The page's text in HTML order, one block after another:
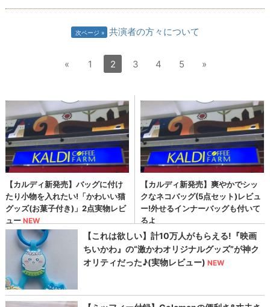
次ページ 共演者の方々について
« 1 2 3 4 5 »